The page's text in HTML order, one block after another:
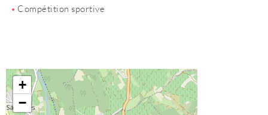
Compétition sportive
+
−